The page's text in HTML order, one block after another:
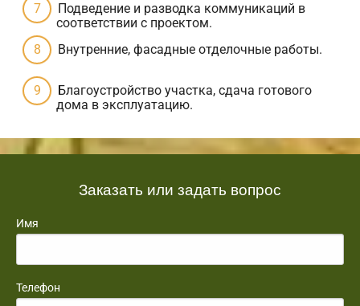
Подведение и разводка коммуникаций в
соответствии с проектом.
Внутренние, фасадные отделочные работы.
Благоустройство участка, сдача готового
дома в эксплуатацию.
Заказать или задать вопрос
Имя
Телефон